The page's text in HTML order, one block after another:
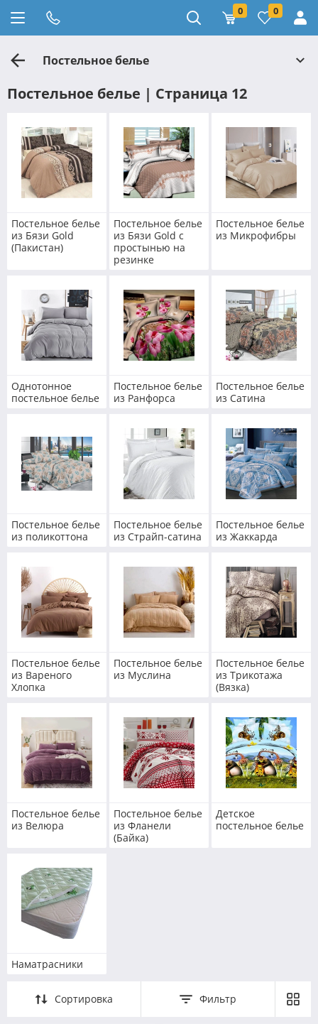
0 0
Постельное белье
Постельное белье | Страница 12
Постельное белье
из Бязи Gold
(Пакистан)
Постельное белье
из Бязи Gold с
простынью на
резинке
Постельное белье
из Микрофибры
Однотонное
постельное белье
Постельное белье
из Ранфорса
Постельное белье
из Сатина
Постельное белье
из поликоттона
Постельное белье
из Страйп-сатина
Постельное белье
из Жаккарда
Постельное белье
из Вареного
Хлопка
Постельное белье
из Муслина
Постельное белье
из Трикотажа
(Вязка)
Постельное белье
из Велюра
Постельное белье
из Фланели
(Байка)
Детское
постельное белье
Наматрасники
Сортировка Фильтр